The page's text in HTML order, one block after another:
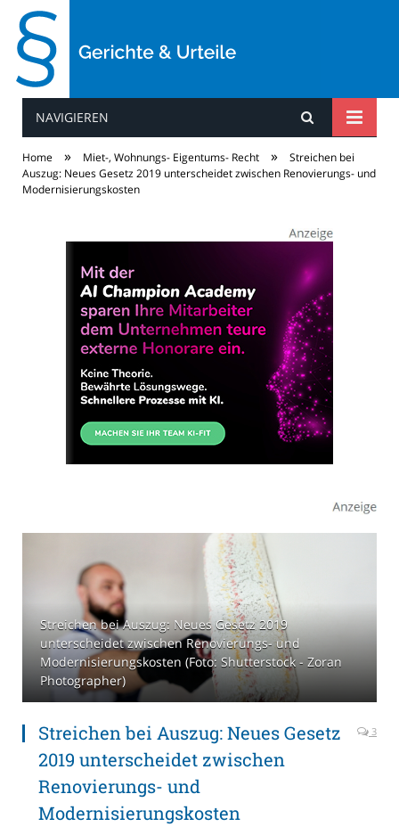
Gerichte & Urteile
NAVIGIEREN
Home » Miet-, Wohnungs- Eigentums- Recht »
Streichen bei
Auszug: Neues Gesetz 2019 unterscheidet zwischen Renovierungs- und
Modernisierungskosten
Streichen bei Auszug: Neues Gesetz 2019
unterscheidet zwischen Renovierungs- und
Modernisierungskosten (Foto: Shutterstock - Zoran
Photographer)
Streichen bei Auszug: Neues Gesetz
2019 unterscheidet zwischen
Renovierungs- und
Modernisierungskosten
3